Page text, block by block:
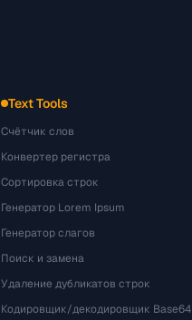
Text Tools
Счётчик слов
Конвертер регистра
Сортировка строк
Генератор Lorem Ipsum
Генератор слагов
Поиск и замена
Удаление дубликатов строк
Кодировщик/декодировщик Base64